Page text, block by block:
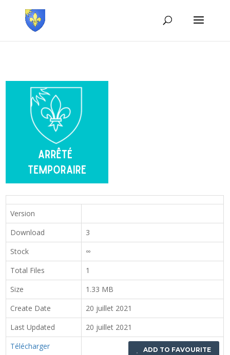
Version
Download
3
Stock
∞
Total Files
1
Size
1.33 MB
Create Date
20 juillet 2021
Last Updated
20 juillet 2021
Télécharger
ADD TO FAVOURITE